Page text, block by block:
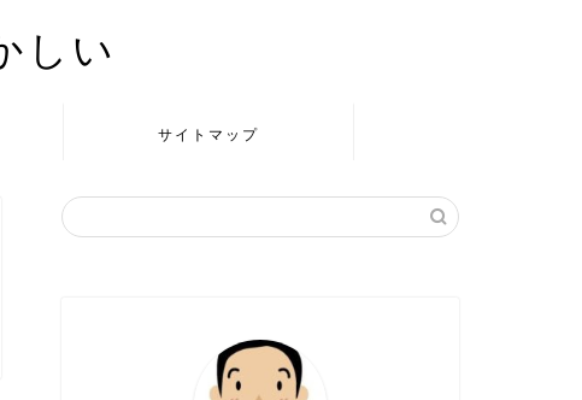
しい
サイトマップ